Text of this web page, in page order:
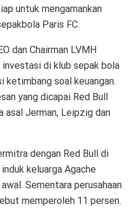
untuk mengamankan
Paris FC.
dan Chairman LVMH
investasi di klub sepak bola
ketimbang soal keuangan.
yang dicapai Red Bull
asal Jerman, Leipzig dan
dengan Red Bull di
keluarga Agache
Sementara perusahaan
memperoleh 11 persen.